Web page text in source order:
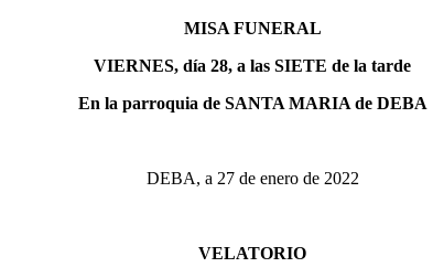
MISA FUNERAL
VIERNES, día 28, a las SIETE de la tarde
En la parroquia de SANTA MARIA de DEBA
DEBA, a 27 de enero de 2022
VELATORIO